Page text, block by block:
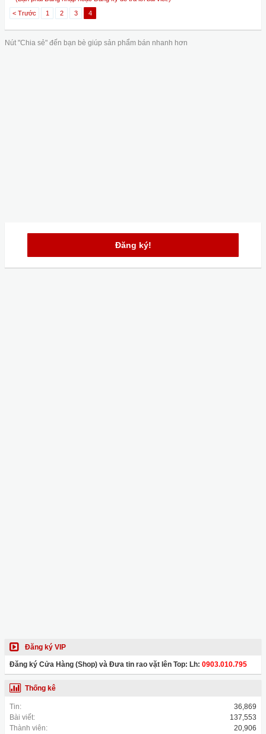
< Trước
1 2 3 4
Nút "Chia sẻ" đến bạn bè giúp sản phẩm bán nhanh hơn
Đăng ký!
Đăng ký VIP
Đăng ký Cửa Hàng (Shop) và Đưa tin rao vặt lên Top: Lh: 0903.010.795
Thống kê
Tin:
36,869
Bài viết:
137,553
Thành viên:
20,906